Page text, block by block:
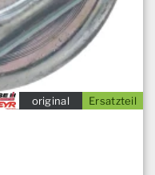
Ersatzteil
original